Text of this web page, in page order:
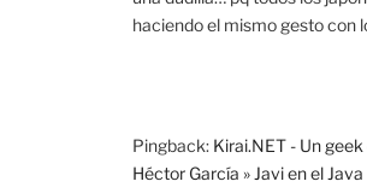
haciendo el mismo gesto con
Pingback: Kirai.NET - Un
Héctor García » Javi en el